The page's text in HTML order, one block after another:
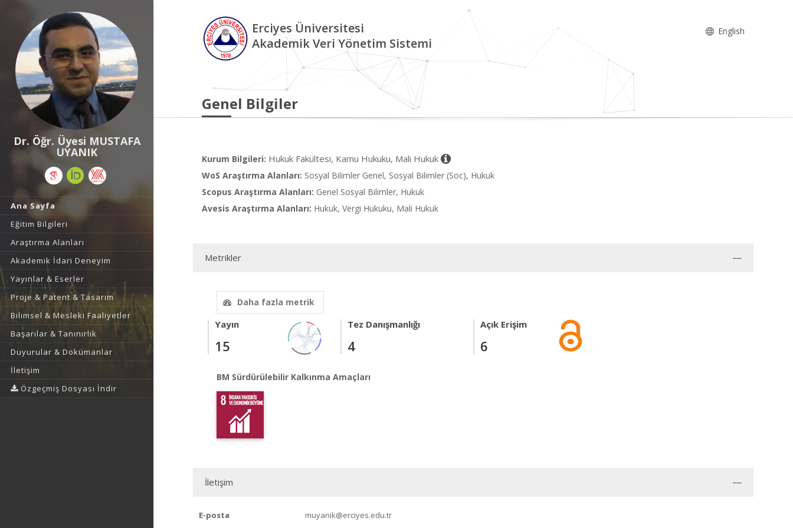
Dr. Öğr. Üyesi MUSTAFA
UYANIK
Ana Sayfa
Eğitim Bilgileri
Araştırma Alanları
Akademik İdari Deneyim
Yayınlar & Eserler
Proje & Patent & Tasarım
Bilimsel & Mesleki Faaliyetler
Başarılar & Tanınırlık
Duyurular & Dokümanlar
İletişim
Özgeçmiş Dosyası İndir
Erciyes Üniversitesi
Akademik Veri Yönetim Sistemi
English
Genel Bilgiler
Kurum Bilgileri: Hukuk Fakültesi, Kamu Hukuku, Mali Hukuk
WoS Araştırma Alanları: Sosyal Bilimler Genel, Sosyal Bilimler (Soc), Hukuk
Scopus Araştırma Alanları: Genel Sosyal Bilimler, Hukuk
Avesis Araştırma Alanları: Hukuk, Vergi Hukuku, Mali Hukuk
Metrikler
Daha fazla metrik
Yayın
15
Tez Danışmanlığı
4
Açık Erişim
6
BM Sürdürülebilir Kalkınma Amaçları
İletişim
E-posta muyanik@erciyes.edu.tr